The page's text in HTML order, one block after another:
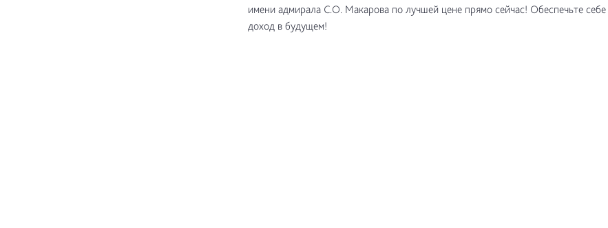
имени адмирала С.О. Макарова по лучшей цене прямо сейчас! Обеспечьте
доход в будущем!